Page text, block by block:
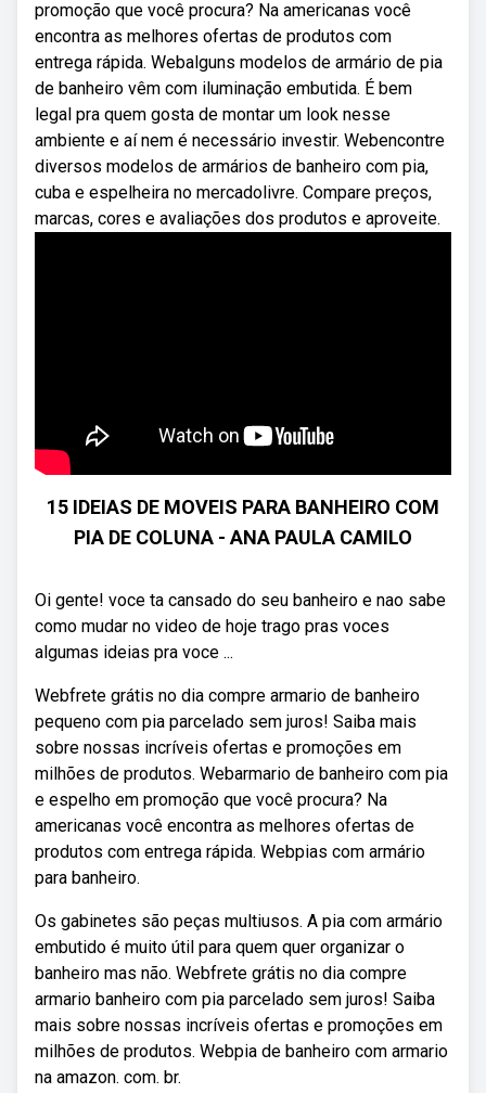
promoção que você procura? Na americanas você
encontra as melhores ofertas de produtos com
entrega rápida. Webalguns modelos de armário de pia
de banheiro vêm com iluminação embutida. É bem
legal pra quem gosta de montar um look nesse
ambiente e aí nem é necessário investir. Webencontre
diversos modelos de armários de banheiro com pia,
cuba e espelheira no mercadolivre. Compare preços,
marcas, cores e avaliações dos produtos e aproveite.
15 IDEIAS DE MOVEIS PARA BANHEIRO COM
PIA DE COLUNA - ANA PAULA CAMILO
Oi gente! voce ta cansado do seu banheiro e nao sabe
como mudar no video de hoje trago pras voces
algumas ideias pra voce ...
Webfrete grátis no dia compre armario de banheiro
pequeno com pia parcelado sem juros! Saiba mais
sobre nossas incríveis ofertas e promoções em
milhões de produtos. Webarmario de banheiro com pia
e espelho em promoção que você procura? Na
americanas você encontra as melhores ofertas de
produtos com entrega rápida. Webpias com armário
para banheiro.
Os gabinetes são peças multiusos. A pia com armário
embutido é muito útil para quem quer organizar o
banheiro mas não. Webfrete grátis no dia compre
armario banheiro com pia parcelado sem juros! Saiba
mais sobre nossas incríveis ofertas e promoções em
milhões de produtos. Webpia de banheiro com armario
na amazon. com. br.